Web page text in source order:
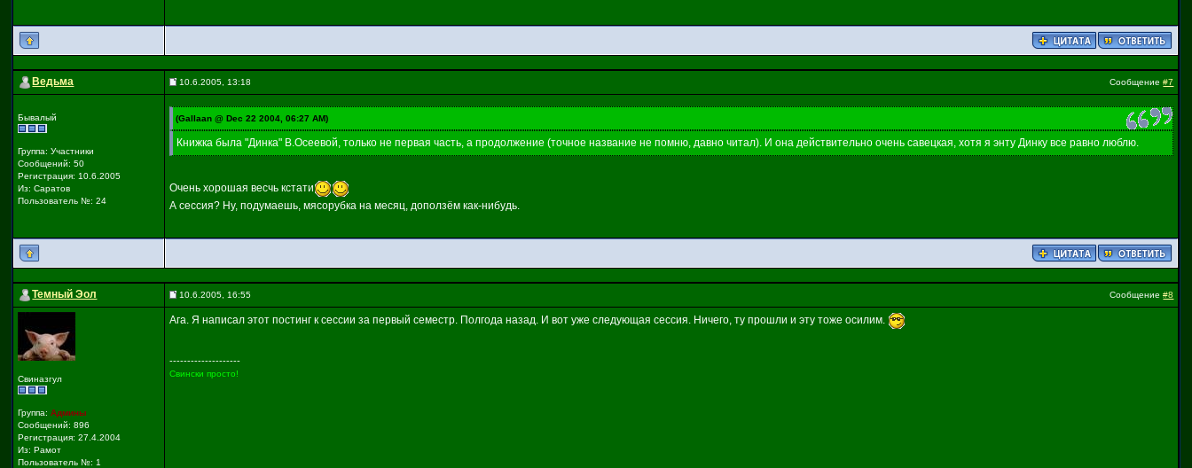
Ведьма 10.6.2005, 13:18 Сообщение#7
Бывалый
Группа: Участники
Сообщений: 50
Регистрация: 10.6.2005
Из: Саратов
Пользователь №: 24
(Gallaan @ Dec 22 2004, 06:27 AM)
Книжка была "Динка" В.Осеевой, только не первая часть, а продолжение (точное название не помню, давно читал). И она действительно очень савецкая, хотя я энту Динку все равно люблю.
Очень хорошая весчь кстати
А сессия? Ну, подумаешь, мясорубка на месяц, доползём как-нибудь.
Темный Эол 10.6.2005, 16:55 Сообщение#8
Свиназгул
Группа:Админы
Сообщений: 896
Регистрация: 27.4.2004
Из: Рамот
Пользователь №: 1
Ага. Я написал этот постинг к сессии за первый семестр. Полгода назад. И вот уже следующая сессия. Ничего, ту прошли и эту тоже осилим.
--------------------
Свински просто!